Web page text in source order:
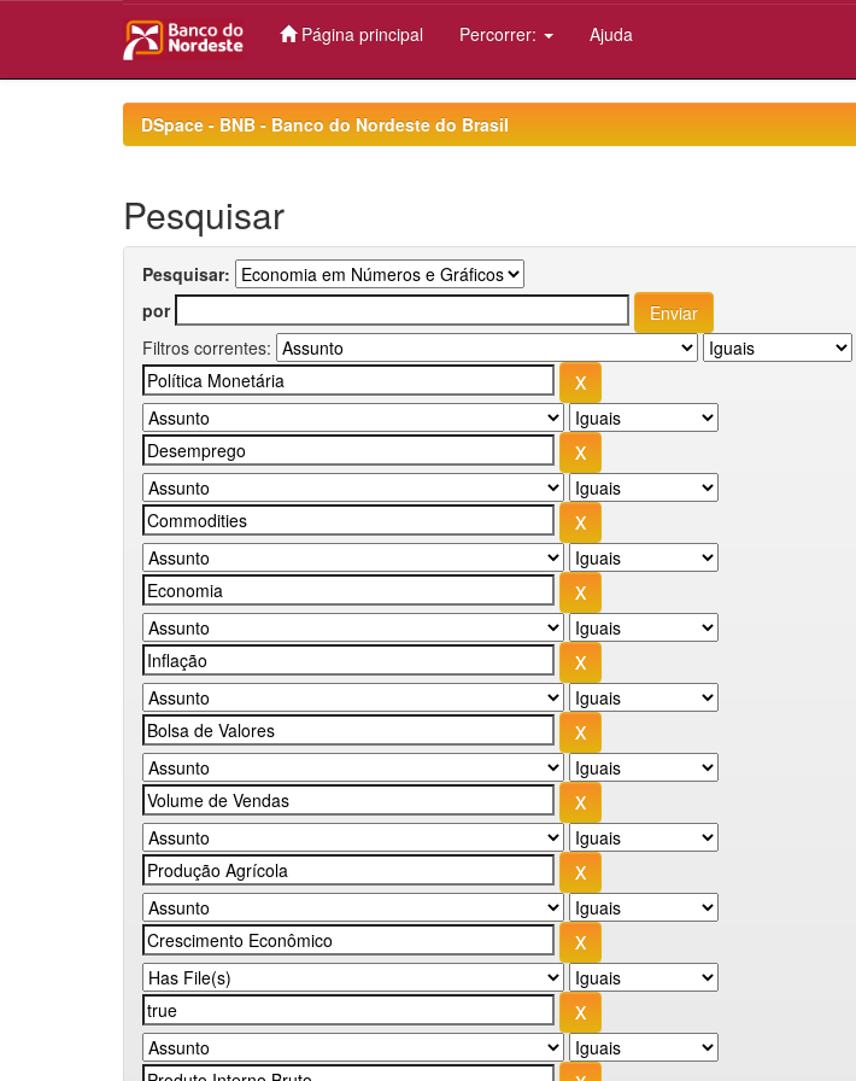
Página principal Percorrer: Ajuda
DSpace - BNB - Banco do Nordeste do Brasil
Pesquisar
Pesquisar:
por
Filtros correntes: